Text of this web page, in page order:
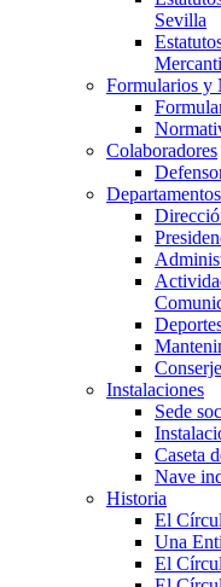
Sevilla
Formularios y
Colaboradores
Departamentos
Instalaciones
Sede
Caseta
Nave
Historia
El
Una
El